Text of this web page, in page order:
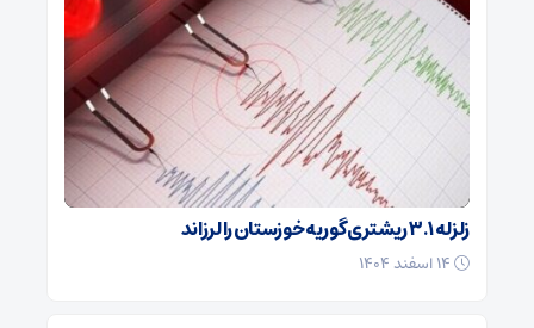
زلزله ۳.۱ ریشتری گوریه خوزستان را لرزاند